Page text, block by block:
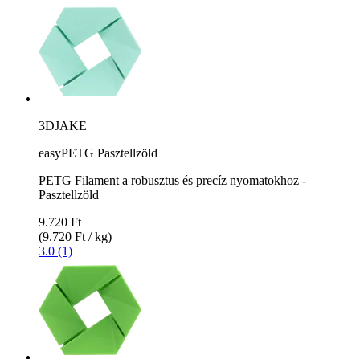
3DJAKE
easyPETG Pasztellzöld
PETG Filament a robusztus és precíz nyomatokhoz -
Pasztellzöld
9.720 Ft
(9.720 Ft / kg)
3.0 (1)